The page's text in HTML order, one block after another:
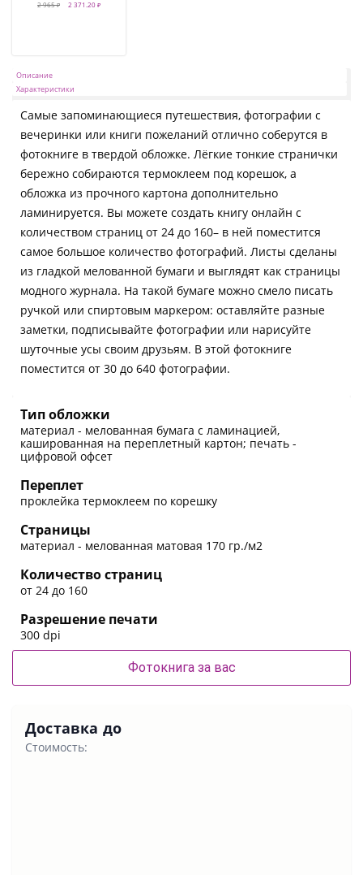
2 965 ₽
2 371.20 ₽
Описание
Характеристики
Самые запоминающиеся путешествия, фотографии с
вечеринки или книги пожеланий отлично соберутся в
фотокниге в твердой обложке. Лёгкие тонкие странички
бережно собираются термоклеем под корешок, а
обложка из прочного картона дополнительно
ламинируется. Вы можете создать книгу онлайн с
количеством страниц от 24 до 160– в ней поместится
самое большое количество фотографий. Листы сделаны
из гладкой мелованной бумаги и выглядят как страницы
модного журнала. На такой бумаге можно смело писать
ручкой или спиртовым маркером: оставляйте разные
заметки, подписывайте фотографии или нарисуйте
шуточные усы своим друзьям. В этой фотокниге
поместится от 30 до 640 фотографии.
Тип обложки
материал - мелованная бумага с ламинацией,
кашированная на переплетный картон; печать -
цифровой офсет
Переплет
проклейка термоклеем по корешку
Страницы
материал - мелованная матовая 170 гр./м2
Количество страниц
от 24 до 160
Разрешение печати
300 dpi
Фотокнига за вас
Доставка до
Стоимость: